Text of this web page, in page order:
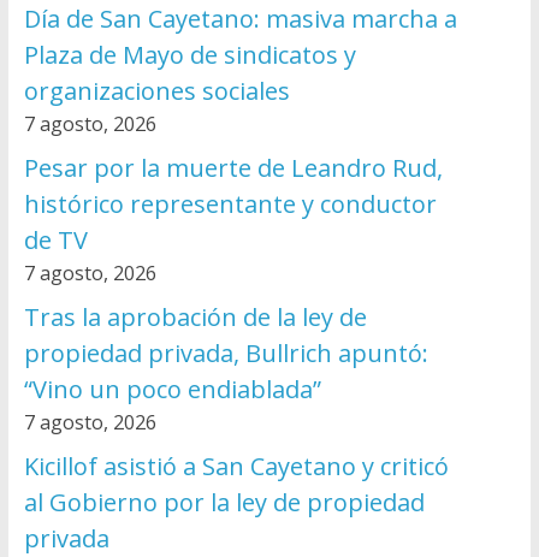
Día de San Cayetano: masiva marcha a
Plaza de Mayo de sindicatos y
organizaciones sociales
7 agosto, 2026
Pesar por la muerte de Leandro Rud,
histórico representante y conductor
de TV
7 agosto, 2026
Tras la aprobación de la ley de
propiedad privada, Bullrich apuntó:
“Vino un poco endiablada”
7 agosto, 2026
Kicillof asistió a San Cayetano y criticó
al Gobierno por la ley de propiedad
privada